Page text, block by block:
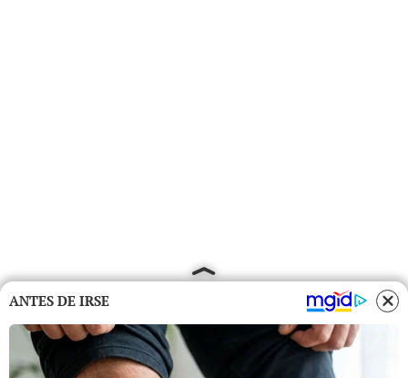
ANTES DE IRSE